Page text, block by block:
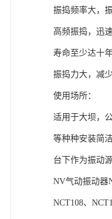
振捣频率大，
高频振捣，迅
寿命至少达十
振捣力大，减
使用场所：
适用于大坝，
等种种安装简
台下作为振动
NV气动振动器
NCT108、